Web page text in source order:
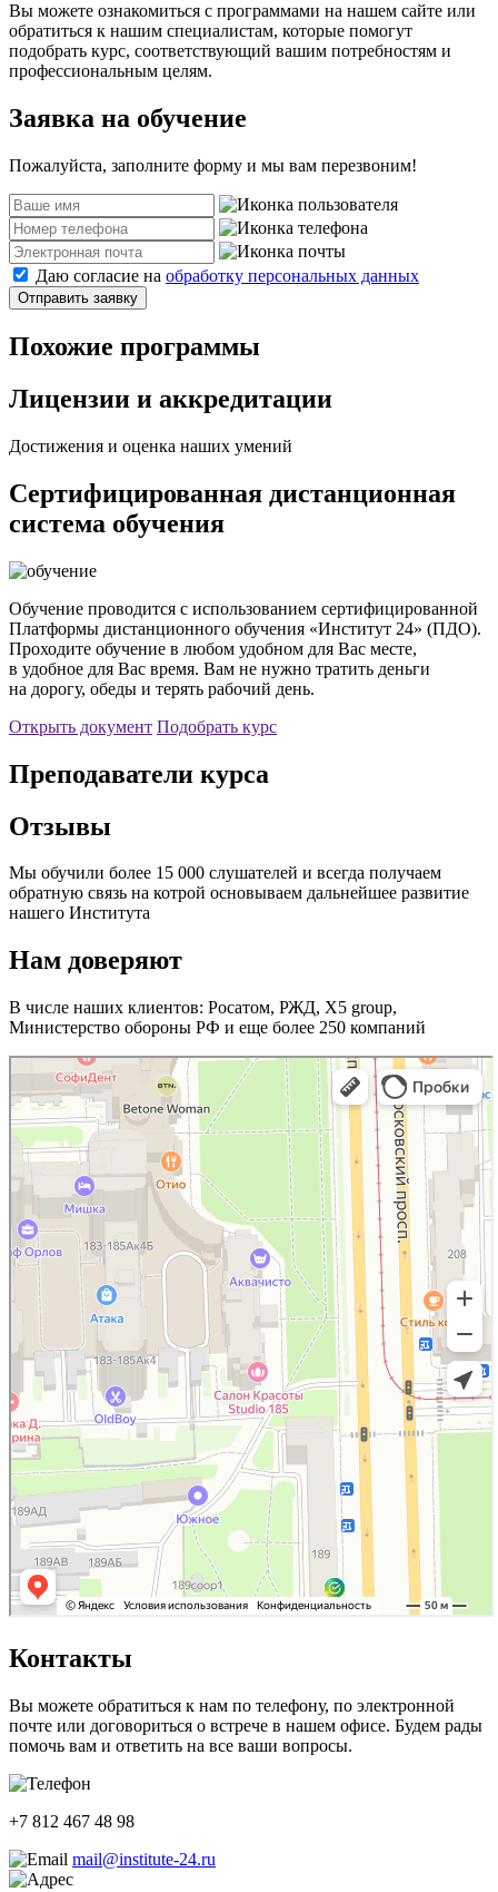
Вы можете ознакомиться с программами на нашем сайте или
обратиться к нашим специалистам, которые помогут
подобрать курс, соответствующий вашим потребностям и
профессиональным целям.
Заявка на обучение
Пожалуйста, заполните форму и мы вам перезвоним!
Даю согласие на обработку персональных данных
Отправить заявку
Похожие программы
Лицензии и аккредитации
Достижения и оценка наших умений
Сертифицированная дистанционная
система обучения
Обучение проводится с использованием сертифицированной
Платформы дистанционного обучения «Институт 24» (ПДО).
Проходите обучение в любом удобном для Вас месте,
в удобное для Вас время. Вам не нужно тратить деньги
на дорогу, обеды и терять рабочий день.
Открыть документ Подобрать курс
Преподаватели курса
Отзывы
Мы обучили более 15 000 слушателей и всегда получаем
обратную связь на котрой основываем дальнейшее развитие
нашего Института
Нам доверяют
В числе наших клиентов: Росатом, РЖД, X5 group,
Министерство обороны РФ и еще более 250 компаний
Контакты
Вы можете обратиться к нам по телефону, по электронной
почте или договориться о встрече в нашем офисе. Будем рады
помочь вам и ответить на все ваши вопросы.
+7 812 467 48 98
mail@institute-24.ru